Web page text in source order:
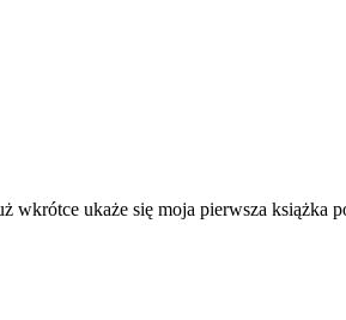
wkrótce ukaże się moja pierwsza książka